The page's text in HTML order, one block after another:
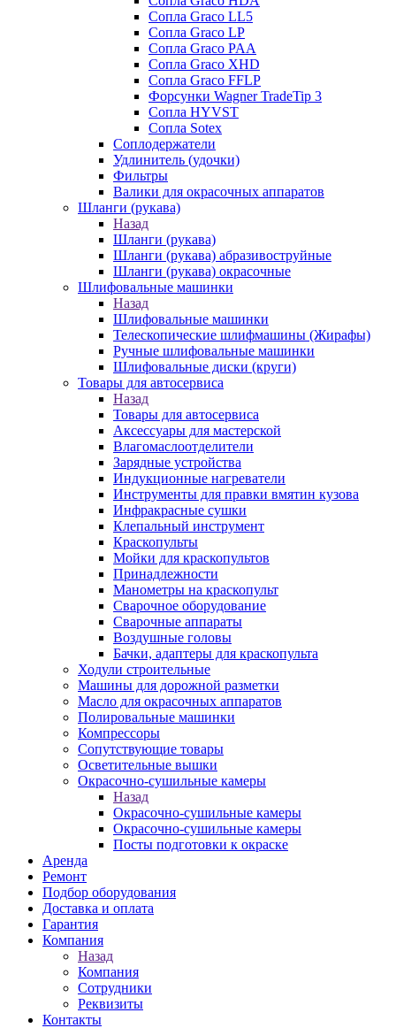
Сопла Graco LL5
Сопла Graco LP
Сопла Graco PAA
Сопла Graco XHD
Сопла Graco FFLP
Форсунки Wagner TradeTip 3
Сопла HYVST
Сопла Sotex
Соплодержатели
Удлинитель (удочки)
Фильтры
Валики для окрасочных аппаратов
Шланги (рукава)
Назад
Шланги (рукава)
Шланги (рукава) абразивоструйные
Шланги (рукава) окрасочные
Шлифовальные машинки
Назад
Шлифовальные машинки
Телескопические шлифмашины (Жирафы)
Ручные шлифовальные машинки
Шлифовальные диски (круги)
Товары для автосервиса
Назад
Товары для автосервиса
Аксессуары для мастерской
Влагомаслоотделители
Зарядные устройства
Индукционные нагреватели
Инструменты для правки вмятин кузова
Инфракрасные сушки
Клепальный инструмент
Краскопульты
Мойки для краскопультов
Принадлежности
Манометры на краскопульт
Сварочное оборудование
Сварочные аппараты
Воздушные головы
Бачки, адаптеры для краскопульта
Ходули строительные
Машины для дорожной разметки
Масло для окрасочных аппаратов
Полировальные машинки
Компрессоры
Сопутствующие товары
Осветительные вышки
Окрасочно-сушильные камеры
Назад
Окрасочно-сушильные камеры
Окрасочно-сушильные камеры
Посты подготовки к окраске
Аренда
Ремонт
Подбор оборудования
Доставка и оплата
Гарантия
Компания
Назад
Компания
Сотрудники
Реквизиты
Контакты